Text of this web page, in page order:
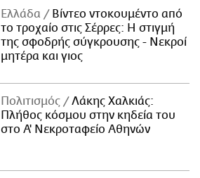
Ελλάδα
Βίντεο ντοκουμέντο από
το τροχαίο στις Σέρρες: Η στιγμή
της σφοδρής σύγκρουσης - Νεκροί
μητέρα και γιος
Πολιτισμός
Λάκης Χαλκιάς:
Πλήθος κόσμου στην κηδεία του
στο Α' Νεκροταφείο Αθηνών